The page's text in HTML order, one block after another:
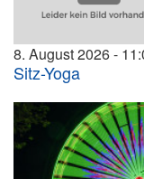
8. August 2026
Sitz-Yoga